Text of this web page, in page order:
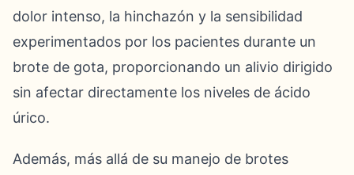
dolor intenso, la hinchazón y la sensibilidad
experimentados por los pacientes durante un
brote de gota, proporcionando un alivio dirigido
sin afectar directamente los niveles de ácido
úrico.
Además, más allá de su manejo de brotes